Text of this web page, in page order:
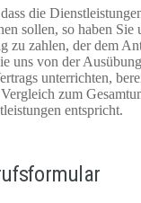
die
sollen, so haben Sie
zu zahlen, der dem
uns von der
unterrichten,
zum
entspricht.